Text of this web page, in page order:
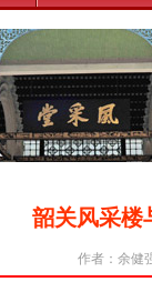
韶关风采楼
作者：余健